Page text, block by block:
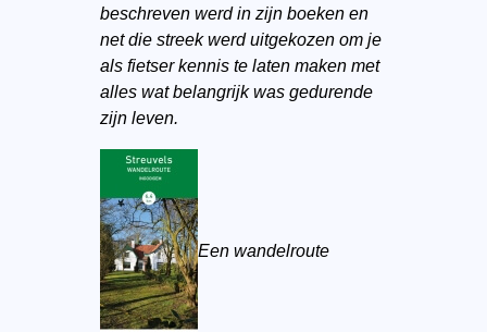
beschreven werd in zijn boeken en
net die streek werd uitgekozen om je
als fietser kennis te laten maken met
alles wat belangrijk was gedurende
zijn leven.
Een wandelroute